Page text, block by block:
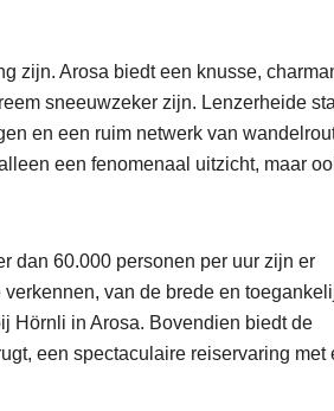
zijn. Arosa biedt een knusse,
sneeuwzeker zijn. Lenzerheide
en een ruim netwerk van
een fenomenaal uitzicht, maar
dan 60.000 personen per uur zijn er
van de brede en
Hörnli in Arosa. Bovendien biedt de
een spectaculaire reiservaring met